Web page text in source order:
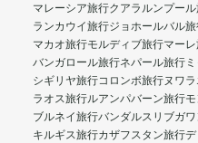
マレーシア旅行クアラルンプー
ランカウイ旅行ジョホールバル
マカオ旅行モルディブ旅行マー
バンガロール旅行ネパール旅行
シギリヤ旅行コロンボ旅行ヌワ
ラオス旅行ルアンパバーン旅行
ブルネイ旅行バンダルスリブガ
キルギス旅行カザフスタン旅行